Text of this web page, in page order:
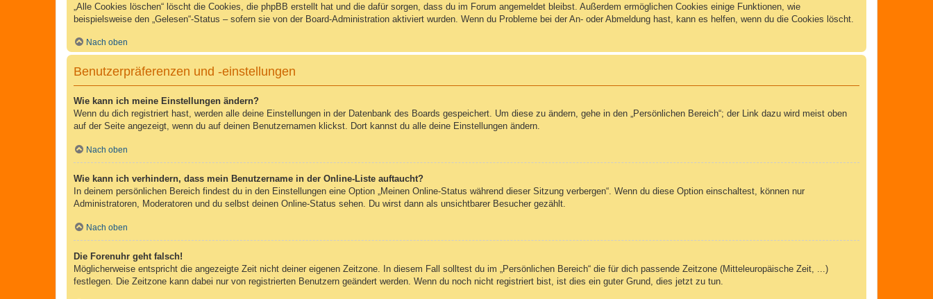
„Alle Cookies löschen“ löscht die Cookies, die phpBB erstellt hat und die dafür sorgen, dass du im Forum angemeldet bleibst. Außerdem ermöglichen Cookies einige Funktionen, wie
beispielsweise den „Gelesen“-Status – sofern sie von der Board-Administration aktiviert wurden. Wenn du Probleme bei der An- oder Abmeldung hast, kann es helfen, wenn du die Cookies löscht.
Nach oben
Benutzerpräferenzen und -einstellungen
Wie kann ich meine Einstellungen ändern?
Wenn du dich registriert hast, werden alle deine Einstellungen in der Datenbank des Boards gespeichert. Um diese zu ändern, gehe in den „Persönlichen Bereich“; der Link dazu wird meist oben
auf der Seite angezeigt, wenn du auf deinen Benutzernamen klickst. Dort kannst du alle deine Einstellungen ändern.
Nach oben
Wie kann ich verhindern, dass mein Benutzername in der Online-Liste auftaucht?
In deinem persönlichen Bereich findest du in den Einstellungen eine Option „Meinen Online-Status während dieser Sitzung verbergen“. Wenn du diese Option einschaltest, können nur
Administratoren, Moderatoren und du selbst deinen Online-Status sehen. Du wirst dann als unsichtbarer Besucher gezählt.
Nach oben
Die Forenuhr geht falsch!
Möglicherweise entspricht die angezeigte Zeit nicht deiner eigenen Zeitzone. In diesem Fall solltest du im „Persönlichen Bereich“ die für dich passende Zeitzone (Mitteleuropäische Zeit, ...)
festlegen. Die Zeitzone kann dabei nur von registrierten Benutzern geändert werden. Wenn du noch nicht registriert bist, ist dies ein guter Grund, dies jetzt zu tun.